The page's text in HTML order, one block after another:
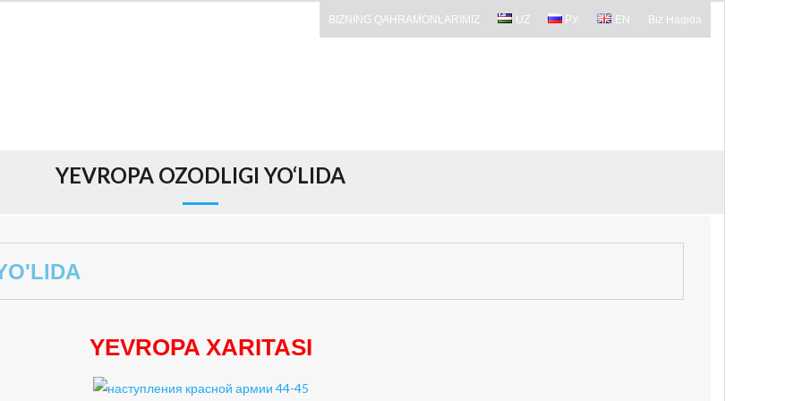
BIZNING QAHRAMONLARIMIZ UZ РУ EN Biz Haqida
YEVROPA OZODLIGI YO‘LIDA
YEVROPA XARITASI